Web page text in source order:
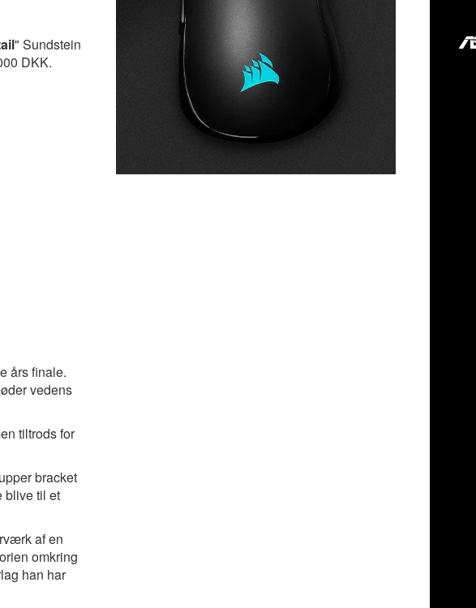
" Sundstein
DKK.
års finale.
vedens
tiltrods for
bracket
blive til et
af en
omkring
han har